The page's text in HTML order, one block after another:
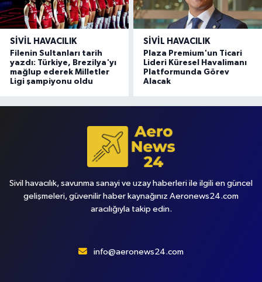
SIVIL HAVACILIK
Filenin Sultanları tarih
yazdı: Türkiye, Brezilya'yı
mağlup ederek Milletler
Ligi şampiyonu oldu
SIVIL HAVACILIK
Plaza Premium'un Ticari
Lideri Küresel Havalimanı
Platformunda Görev
Alacak
Sivil havacılık, savunma sanayi ve uzay haberleri ile ilgili en güncel
gelişmeleri, güvenilir haber kaynağınız Aeronews24.com
aracılığıyla takip edin.
info@aeronews24.com